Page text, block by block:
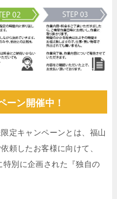
ーン開催中！
定キャンペーンとは、福山
頼したお客様に向けて、
特別に企画された『独自の